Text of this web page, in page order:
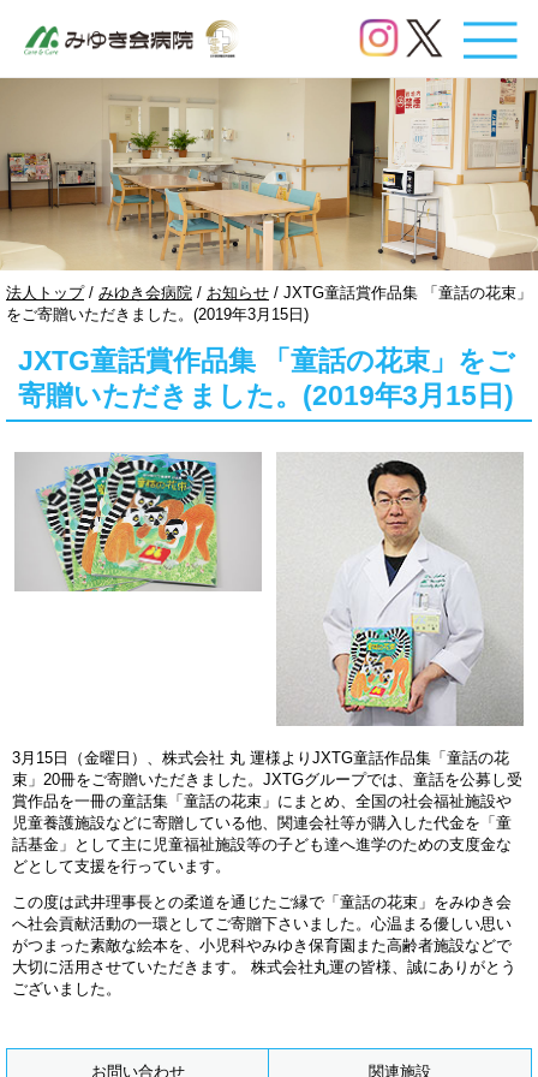
現
在
置：
法人トップ/ みゆき会病院 / お知らせ / JXTG童話賞作品集 「童話の花束」
をご寄贈いただきました。(2019年3月15日)
JXTG童話賞作品集 「童話の花束」をご
寄贈いただきました。(2019年3月15日)
3月15日（金曜日）、株式会社 丸 運様よりJXTG童話作品集「童話の花
束」20冊をご寄贈いただきました。JXTGグループでは、童話を公募し受
賞作品を一冊の童話集「童話の花束」にまとめ、全国の社会福祉施設や
児童養護施設などに寄贈している他、関連会社等が購入した代金を「童
話基金」として主に児童福祉施設等の子ども達へ進学のための支度金な
どとして支援を行っています。
この度は武井理事長との柔道を通じたご縁で「童話の花束」をみゆき会
へ社会貢献活動の一環としてご寄贈下さいました。心温まる優しい思い
がつまった素敵な絵本を、小児科やみゆき保育園また高齢者施設などで
大切に活用させていただきます。 株式会社丸運の皆様、誠にありがとう
ございました。
お問い合わせ 関連施設